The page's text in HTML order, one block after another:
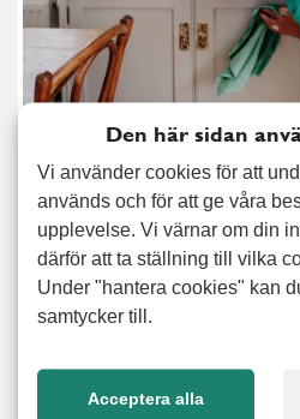
Nu är det dags att ta tag i allt det
en längre tid: storstädning,
hushållstjänster i allmänhet.
hjälper vi förstås till med
att städa, handla och laga mat
stötta och ledsaga. Hemservice
Den här sidan
Vi använder cookies för att
används och för att ge våra
upplevelse. Vi värnar om din
därför att ta ställning till vilka
Under "hantera cookies" kan
samtycker till.
Acceptera alla